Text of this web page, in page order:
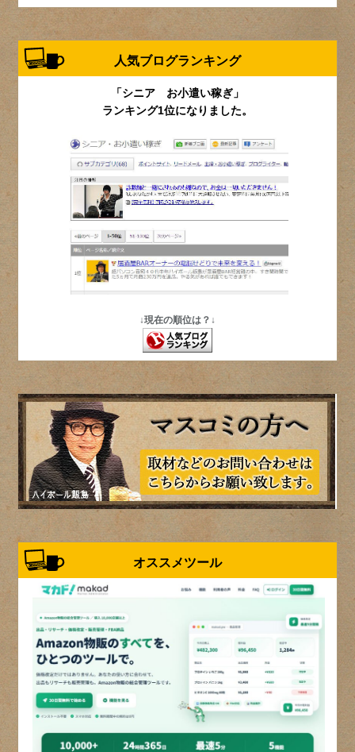
人気ブログランキング
「シニア お小遣い稼ぎ」
ランキング1位になりました。
↓現在の順位は？↓
オススメツール